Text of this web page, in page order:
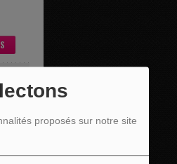
proposés sur notre site